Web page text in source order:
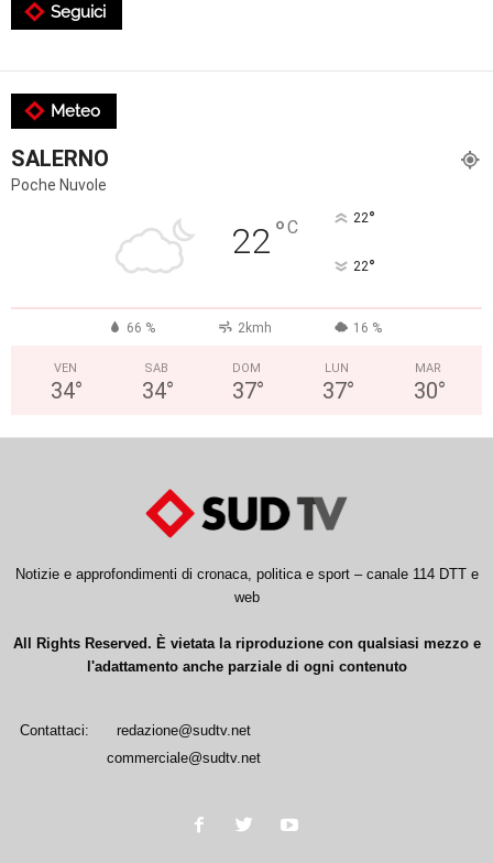
Seguici
Meteo
SALERNO
Poche Nuvole
22°C 22°
22°
66 % 2kmh 16 %
VEN
34°
SAB
34°
DOM
37°
LUN
37°
MAR
30°
Notizie e approfondimenti di cronaca, politica e sport – canale 114 DTT e
web
All Rights Reserved. È vietata la riproduzione con qualsiasi mezzo e
l'adattamento anche parziale di ogni contenuto
Contattaci:
redazione@sudtv.net
commerciale@sudtv.net